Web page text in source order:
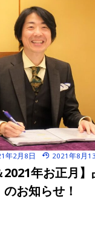
年2月8日 2021年8月
2021年お正月
のお知らせ！